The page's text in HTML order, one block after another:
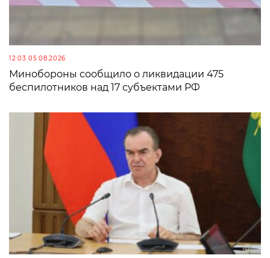
12:03 05.08.2026
Минобороны сообщило о ликвидации 475
беспилотников над 17 субъектами РФ